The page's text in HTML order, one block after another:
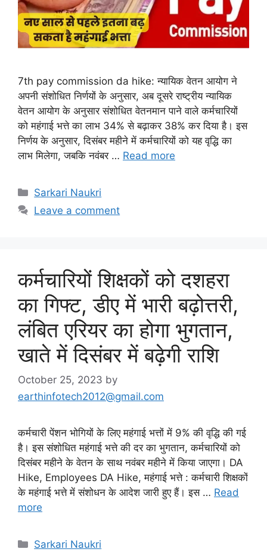
7th pay commission da hike: न्यायिक वेतन आयोग ने
अपनी संशोधित निर्णयों के अनुसार, अब दूसरे राष्ट्रीय न्यायिक
वेतन आयोग के अनुसार संशोधित वेतनमान पाने वाले कर्मचारियों
को महंगाई भत्ते का लाभ 34% से बढ़ाकर 38% कर दिया है। इस
निर्णय के अनुसार, दिसंबर महीने में कर्मचारियों को यह वृद्धि का
लाभ मिलेगा, जबकि नवंबर … Read more
Categories
Sarkari Naukri
Leave a comment
कर्मचारियों शिक्षकों को दशहरा
का गिफ्ट, डीए में भारी बढ़ोत्तरी,
लंबित एरियर का होगा भुगतान,
खाते में दिसंबर में बढ़ेगी राशि
October 25, 2023 by
earthinfotech2012@gmail.com
कर्मचारी पेंशन भोगियों के लिए महंगाई भत्तों में 9% की वृद्धि की गई
है। इस संशोधित महंगाई भत्ते की दर का भुगतान, कर्मचारियों को
दिसंबर महीने के वेतन के साथ नवंबर महीने में किया जाएगा। DA
Hike, Employees DA Hike, महंगाई भत्ते : कर्मचारी शिक्षकों
के महंगाई भत्ते में संशोधन के आदेश जारी हुए हैं। इस … Read
more
Categories
Sarkari Naukri